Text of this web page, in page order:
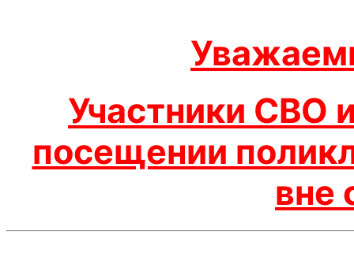
Участники СВО
посещении
вне